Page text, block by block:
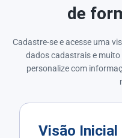
de
Cadastre-se e acesse uma
dados cadastrais e
personalize com
Visão Inicial